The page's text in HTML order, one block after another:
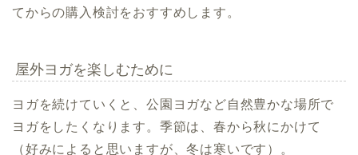
てからの購入検討をおすすめします。
屋外ヨガを楽しむために
ヨガを続けていくと、公園ヨガなど自然豊かな場所で
ヨガをしたくなります。季節は、春から秋にかけて
（好みによると思いますが、冬は寒いです）。